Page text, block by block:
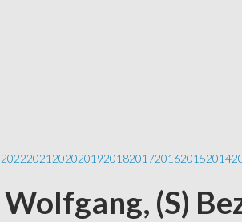
20222021 2020201920182017201620152014
Wolfgang, (S)